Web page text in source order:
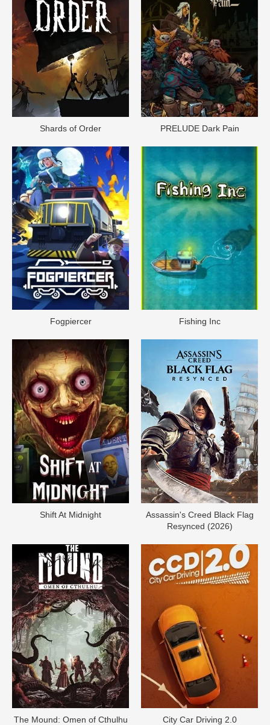
Shards of Order PRELUDE Dark Pain
Fogpiercer Fishing Inc
Shift At Midnight
Assassin's Creed Black Flag
Resynced (2026)
The Mound: Omen of Cthulhu City Car Driving 2.0